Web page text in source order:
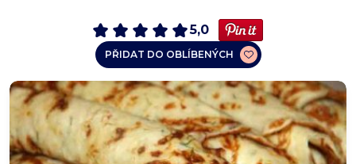
5,0
PŘIDAT DO OBLÍBENÝCH